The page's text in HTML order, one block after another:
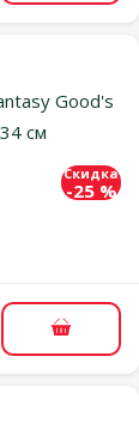
Good's
см
Скидка
-25 %
В